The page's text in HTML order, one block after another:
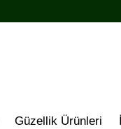
Güzellik Ürünleri